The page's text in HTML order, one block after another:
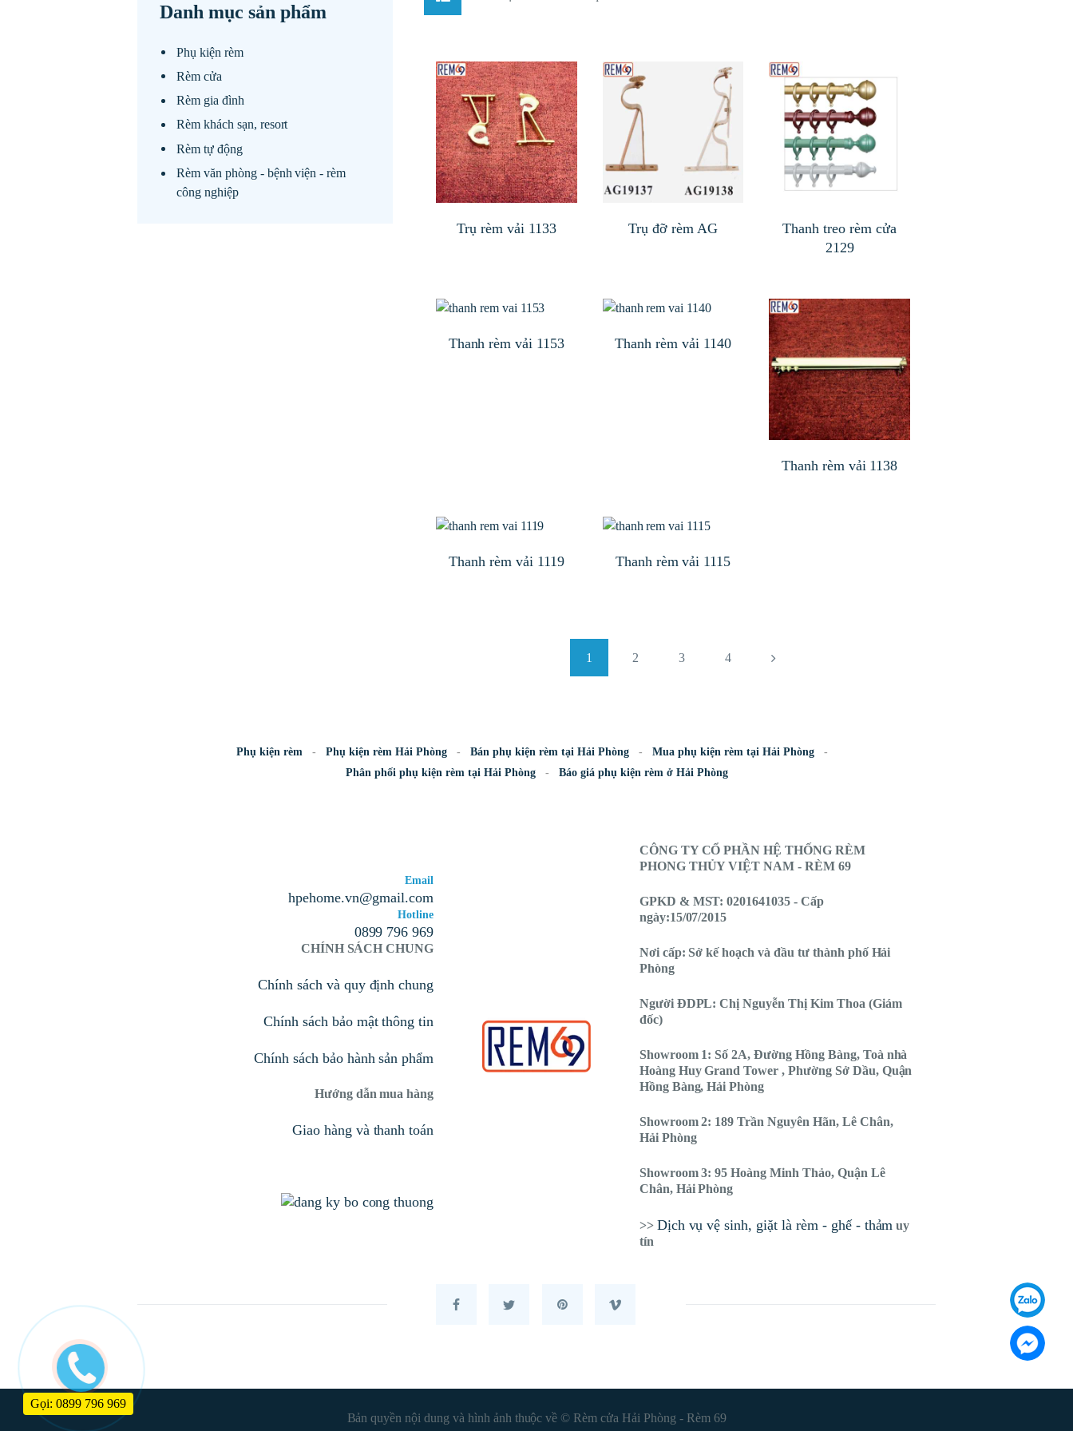
mới
nhất
Trụ rèm vải 1133 Trụ đỡ rèm AG
Thanh treo rèm cửa
2129
Thanh rèm vải 1153 Thanh rèm vải 1140
Thanh rèm vải 1138
Thanh rèm vải 1119 Thanh rèm vải 1115
1 2 3 4
Danh mục sản phẩm
Phụ kiện rèm
Rèm cửa
Rèm gia đình
Rèm khách sạn, resort
Rèm tự động
Rèm văn phòng - bệnh viện - rèm
công nghiệp
Phụ kiện rèm Phụ kiện rèm Hải Phòng Bán phụ kiện rèm tại Hải Phòng
Mua phụ kiện rèm tại Hải Phòng
Phân phối phụ kiện rèm tại Hải Phòng
Báo giá phụ kiện rèm ở Hải Phòng
Email
hpehome.vn@gmail.com
Hotline
0899 796 969
CHÍNH SÁCH CHUNG
Chính sách và quy định chung
Chính sách bảo mật thông tin
Chính sách bảo hành sản phẩm
Hướng dẫn mua hàng
Giao hàng và thanh toán
CÔNG TY CỔ PHẦN HỆ THỐNG RÈM
PHONG THỦY VIỆT NAM - RÈM 69
GPKD & MST: 0201641035 - Cấp
ngày:15/07/2015
Nơi cấp: Sở kế hoạch và đầu tư thành phố Hải
Phòng
Người ĐDPL: Chị Nguyễn Thị Kim Thoa (Giám
đốc)
Showroom 1: Số 2A, Đường Hồng Bàng, Toà nhà
Hoàng Huy Grand Tower , Phường Sở Dầu, Quận
Hồng Bàng, Hải Phòng
Showroom 2: 189 Trần Nguyên Hãn, Lê Chân,
Hải Phòng
Showroom 3: 95 Hoàng Minh Thảo, Quận Lê
Chân, Hải Phòng
>> Dịch vụ vệ sinh, giặt là rèm - ghế - thảm uy
tín
Bản quyền nội dung và hình ảnh thuộc về © Rèm cửa Hải Phòng - Rèm 69
Gọi: 0899 796 969